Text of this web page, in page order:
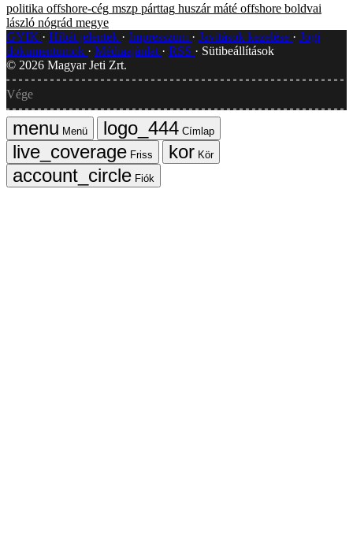
politika offshore-cég mszp párttag huszár máté offshore boldvai
lászló nógrád megye
GYIK
Hibát jelentek Impresszum Javítások kezelése
Jogi
dokumentumok
Médiaajánlat RSS
Sütibeállítások
© 2026 Magyar Jeti Zrt.
Vége
Menü
Címlap
Friss
Kör
Fiók